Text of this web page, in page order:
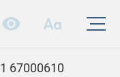
67000610